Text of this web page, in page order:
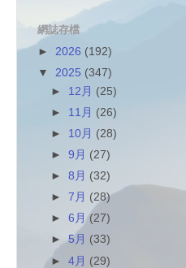
網誌存檔
► 2026 (192)
▼ 2025 (347)
► 12月 (25)
► 11月 (26)
► 10月 (28)
►9月 (27)
►8月 (32)
►7月 (28)
►6月(27)
►5月 (33)
►4月 (29)